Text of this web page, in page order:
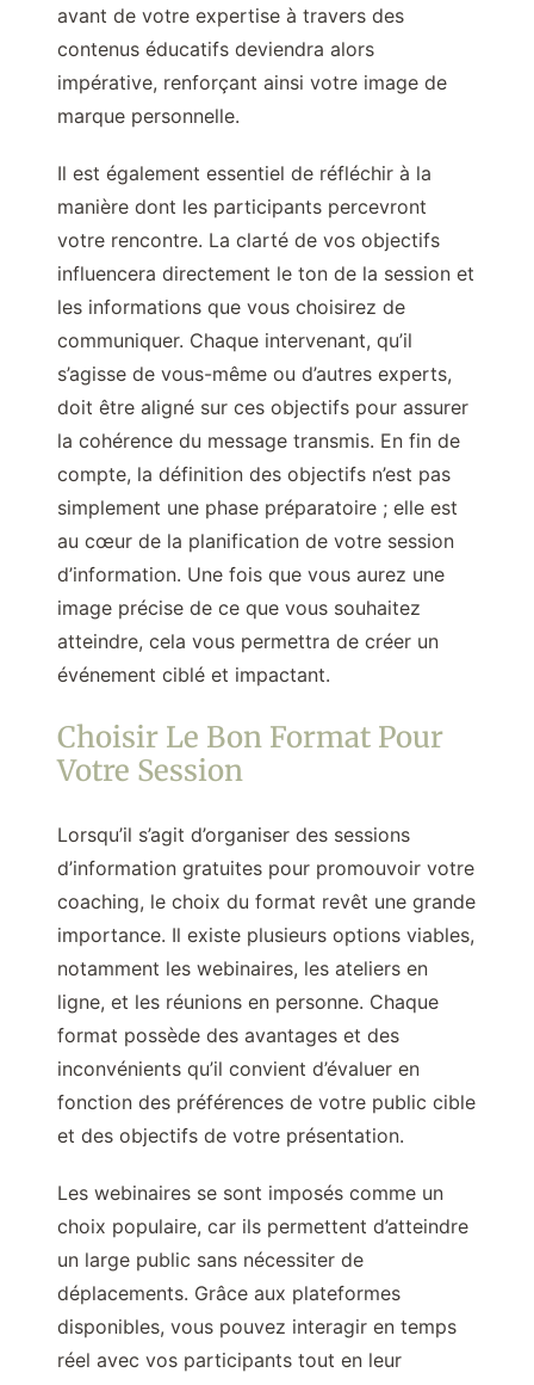
avant de votre expertise à travers des
contenus éducatifs deviendra alors
impérative, renforçant ainsi votre image de
marque personnelle.
Il est également essentiel de réfléchir à la
manière dont les participants percevront
votre rencontre. La clarté de vos objectifs
influencera directement le ton de la session et
les informations que vous choisirez de
communiquer. Chaque intervenant, qu’il
s’agisse de vous-même ou d’autres experts,
doit être aligné sur ces objectifs pour assurer
la cohérence du message transmis. En fin de
compte, la définition des objectifs n’est pas
simplement une phase préparatoire ; elle est
au cœur de la planification de votre session
d’information. Une fois que vous aurez une
image précise de ce que vous souhaitez
atteindre, cela vous permettra de créer un
événement ciblé et impactant.
Choisir Le Bon Format Pour
Votre Session
Lorsqu’il s’agit d’organiser des sessions
d’information gratuites pour promouvoir votre
coaching, le choix du format revêt une grande
importance. Il existe plusieurs options viables,
notamment les webinaires, les ateliers en
ligne, et les réunions en personne. Chaque
format possède des avantages et des
inconvénients qu’il convient d’évaluer en
fonction des préférences de votre public cible
et des objectifs de votre présentation.
Les webinaires se sont imposés comme un
choix populaire, car ils permettent d’atteindre
un large public sans nécessiter de
déplacements. Grâce aux plateformes
disponibles, vous pouvez interagir en temps
réel avec vos participants tout en leur